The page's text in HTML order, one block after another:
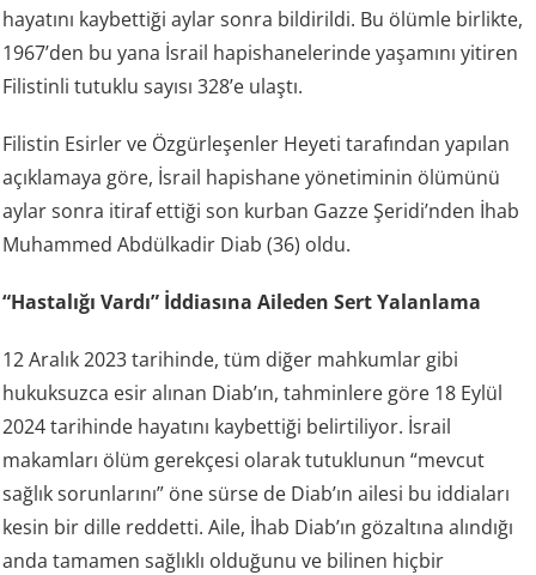
hayatını kaybettiği aylar sonra bildirildi. Bu ölümle birlikte,
1967’den bu yana İsrail hapishanelerinde yaşamını yitiren
Filistinli tutuklu sayısı 328’e ulaştı.
Filistin Esirler ve Özgürleşenler Heyeti tarafından yapılan
açıklamaya göre, İsrail hapishane yönetiminin ölümünü
aylar sonra itiraf ettiği son kurban Gazze Şeridi’nden İhab
Muhammed Abdülkadir Diab (36) oldu.
“Hastalığı Vardı” İddiasına Aileden Sert Yalanlama
12 Aralık 2023 tarihinde, tüm diğer mahkumlar gibi
hukuksuzca esir alınan Diab’ın, tahminlere göre 18 Eylül
2024 tarihinde hayatını kaybettiği belirtiliyor. İsrail
makamları ölüm gerekçesi olarak tutuklunun “mevcut
sağlık sorunlarını” öne sürse de Diab’ın ailesi bu iddiaları
kesin bir dille reddetti. Aile, İhab Diab’ın gözaltına alındığı
anda tamamen sağlıklı olduğunu ve bilinen hiçbir